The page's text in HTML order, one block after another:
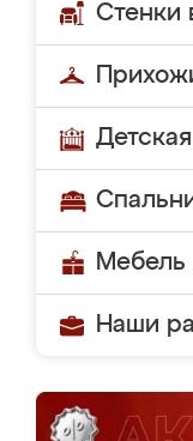
Стенки
Мебель
Наши